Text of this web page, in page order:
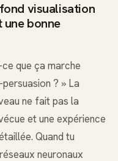
visualisation
une bonne
que ça marche
? » La
ne fait pas la
et une expérience
Quand tu
neuronaux